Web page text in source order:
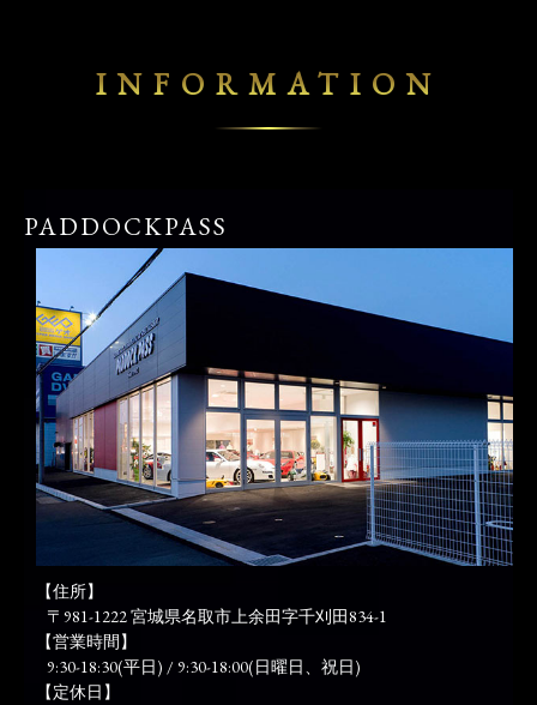
INFORMATION
PADDOCKPASS
【住所】
〒981-1222 宮城県名取市上余田字千刈田834-1
【営業時間】
9:30-18:30(平日) / 9:30-18:00(日曜日、祝日)
【定休日】